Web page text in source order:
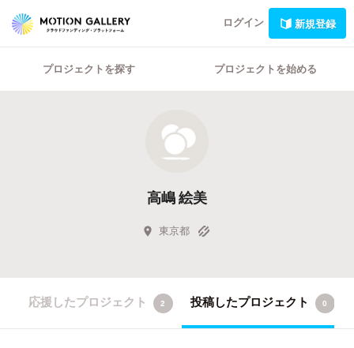
ログイン 新規登録
プロジェクトを探す プロジェクトを始める
高嶋 絵美
東京都
応援したプロジェクト 2 投稿したプロジェクト 0